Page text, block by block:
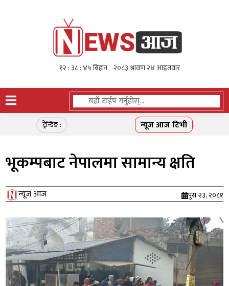
ट्रेन्डिङ : न्यूज आज टिभी
भूकम्पबाट नेपालमा सामान्य क्षति
न्यूज आज पुस २३, २०८१